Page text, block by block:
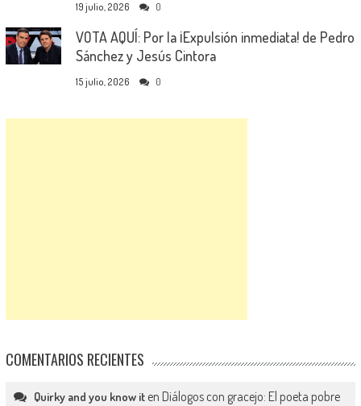
19 julio, 2026 0
VOTA AQUÍ: Por la ¡Expulsión inmediata! de Pedro
Sánchez y Jesús Cintora
15 julio, 2026 0
COMENTARIOS RECIENTES
Quirky and you know iten Diálogos con gracejo: El poeta pobre